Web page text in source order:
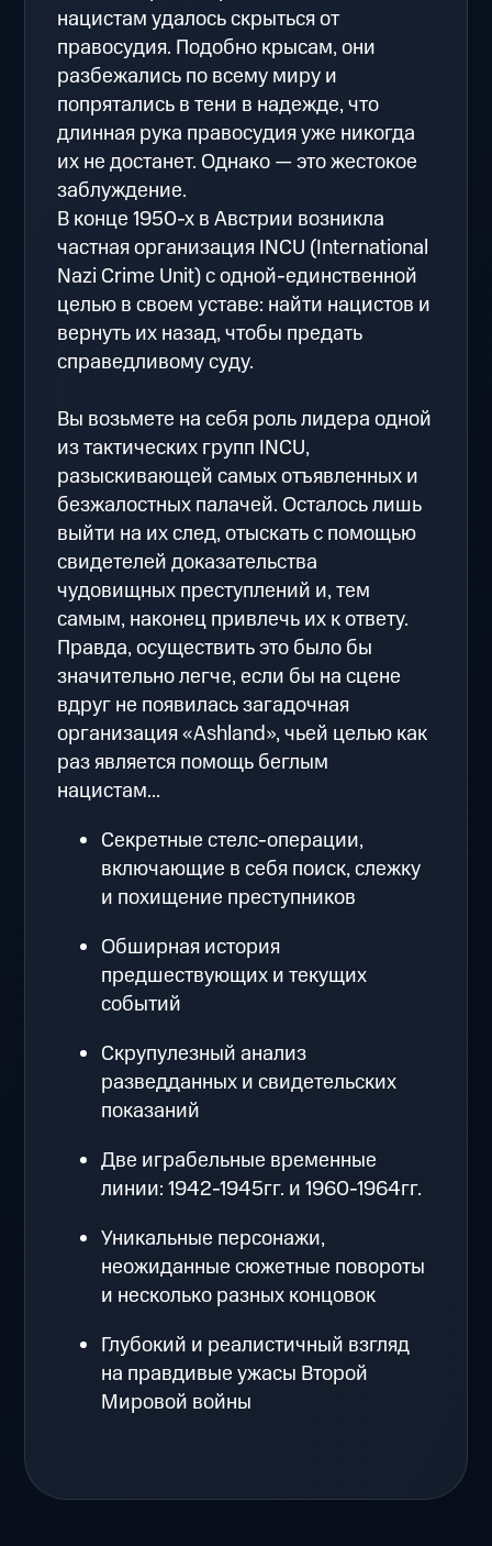
нацистам удалось скрыться от
правосудия. Подобно крысам, они
разбежались по всему миру и
попрятались в тени в надежде, что
длинная рука правосудия уже никогда
их не достанет. Однако — это жестокое
заблуждение.
В конце 1950-х в Австрии возникла
частная организация INCU (International
Nazi Crime Unit) с одной-единственной
целью в своем уставе: найти нацистов и
вернуть их назад, чтобы предать
справедливому суду.
Вы возьмете на себя роль лидера одной
из тактических групп INCU,
разыскивающей самых отъявленных и
безжалостных палачей. Осталось лишь
выйти на их след, отыскать с помощью
свидетелей доказательства
чудовищных преступлений и, тем
самым, наконец привлечь их к ответу.
Правда, осуществить это было бы
значительно легче, если бы на сцене
вдруг не появилась загадочная
организация «Ashland», чьей целью как
раз является помощь беглым
нацистам...
Секретные стелс-операции,
включающие в себя поиск, слежку
и похищение преступников
Обширная история
предшествующих и текущих
событий
Скрупулезный анализ
разведданных и свидетельских
показаний
Две играбельные временные
линии: 1942-1945гг. и 1960-1964гг.
Уникальные персонажи,
неожиданные сюжетные повороты
и несколько разных концовок
Глубокий и реалистичный взгляд
на правдивые ужасы Второй
Мировой войны